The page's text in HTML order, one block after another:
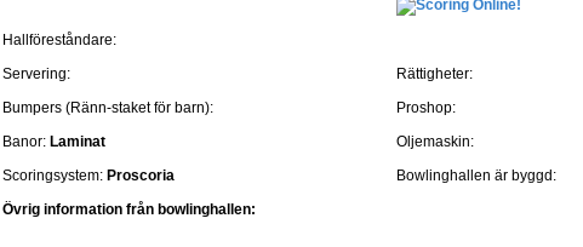
Hallföreståndare:
Servering:
Rättigheter:
Bumpers (Ränn-staket för barn):
Proshop:
Banor: Laminat
Oljemaskin:
Scoringsystem: Proscoria
Bowlinghallen är byggd:
Övrig information från bowlinghallen: